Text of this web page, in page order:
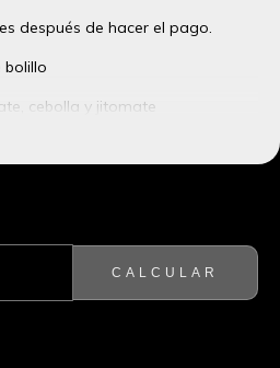
después de hacer el pago.
cebolla y jitomate
de nylon por si no quieres
CALCULAR